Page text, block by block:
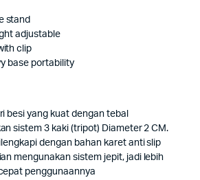
stand
adjustable
clip
base portability
besi yang kuat dengan tebal
sistem 3 kaki (tripot) Diameter 2 CM.
dengan bahan karet anti slip
mengunakan sistem jepit, jadi lebih
penggunaannya